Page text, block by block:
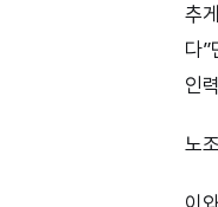
추
다”
인
노